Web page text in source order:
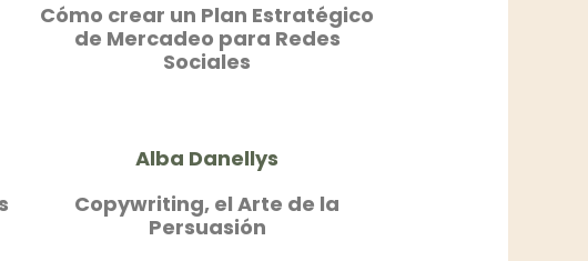
Cómo crear un Plan Estratégico
de Mercadeo para Redes
Sociales
Alba Danellys
Copywriting, el Arte de la
Persuasión